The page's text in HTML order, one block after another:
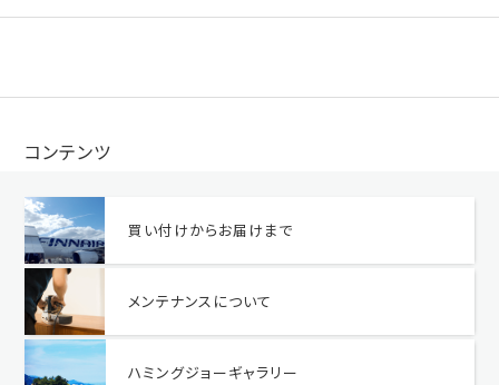
コンテンツ
買い付けからお届けまで
メンテナンスについて
ハミングジョーギャラリー